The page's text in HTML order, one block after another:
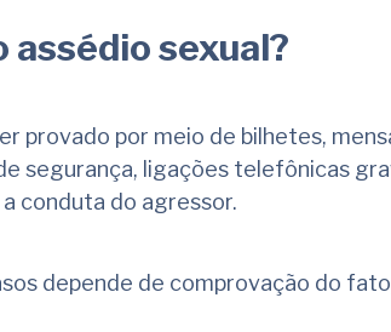
assédio sexual?
provado por meio de bilhetes,
segurança, ligações telefônicas
conduta do agressor.
depende de comprovação do